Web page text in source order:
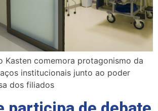
Kasten comemora protagonismo da
institucionais junto ao poder
dos filiados